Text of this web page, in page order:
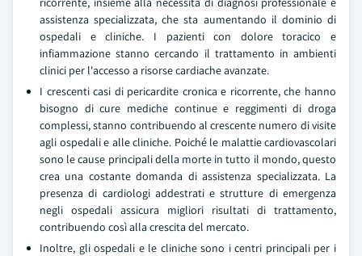
assistenza specializzata, che sta aumentando il dominio di
ospedali e cliniche. I pazienti con dolore toracico e
infiammazione stanno cercando il trattamento in ambienti
clinici per l'accesso a risorse cardiache avanzate.
I crescenti casi di pericardite cronica e ricorrente, che hanno
bisogno di cure mediche continue e reggimenti di droga
complessi, stanno contribuendo al crescente numero di visite
agli ospedali e alle cliniche. Poiché le malattie cardiovascolari
sono le cause principali della morte in tutto il mondo, questo
crea una costante domanda di assistenza specializzata. La
presenza di cardiologi addestrati e strutture di emergenza
negli ospedali assicura migliori risultati di trattamento,
contribuendo così alla crescita del mercato.
Inoltre, gli ospedali e le cliniche sono i centri principali per i